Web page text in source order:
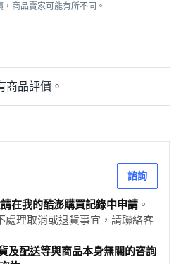
商品賣家可能有所不同。
商品評價。
諮詢
在我的酷澎購買記錄中申請 。
處理取消或退貨事宜，請聯絡客
及配送等與商品本身無關的咨詢